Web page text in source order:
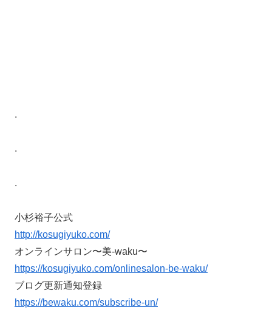
.
.
.
小杉裕子公式
http://kosugiyuko.com/
オンラインサロン〜美-waku〜
https://kosugiyuko.com/onlinesalon-be-waku/
ブログ更新通知登録
https://bewaku.com/subscribe-un/